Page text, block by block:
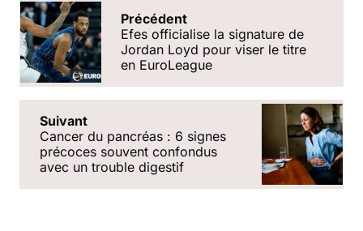
Précédent
Efes officialise la signature de
Jordan Loyd pour viser le titre
en EuroLeague
Suivant
Cancer du pancréas : 6 signes
précoces souvent confondus
avec un trouble digestif